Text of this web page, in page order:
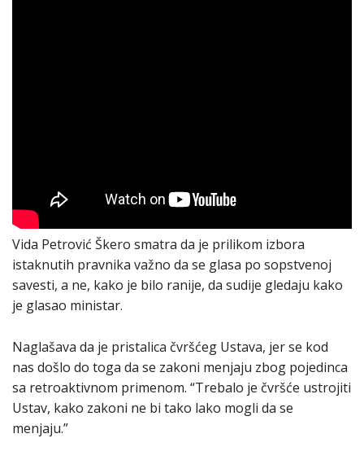
Vida Petrović Škero smatra da je prilikom izbora
istaknutih pravnika važno da se glasa po sopstvenoj
savesti, a ne, kako je bilo ranije, da sudije gledaju kako
je glasao ministar.
Naglašava da je pristalica čvršćeg Ustava, jer se kod
nas došlo do toga da se zakoni menjaju zbog pojedinca
sa retroaktivnom primenom. “Trebalo je čvršće ustrojiti
Ustav, kako zakoni ne bi tako lako mogli da se
menjaju.”